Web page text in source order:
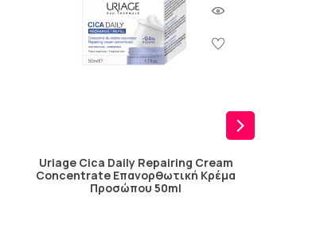
Uriage Cica Daily Repairing Cream
Concentrate Επανορθωτική Κρέμα
Προσώπου 50ml